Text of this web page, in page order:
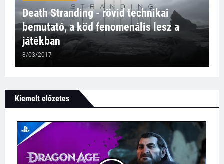
Death Stranding - rövid technikai
bemutató, a köd fenomenális lesz a
játékban
8/03/2017
Kiemelt előzetes